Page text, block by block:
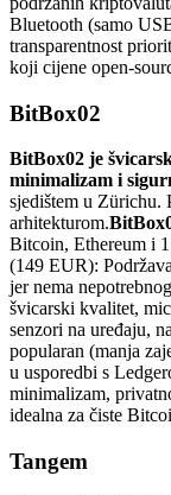
Bluetooth (samo
transparentnost
koji cijene open-
BitBox02
BitBox02 je
minimalizam i
sjedištem u Zürichu.
arhitekturom.
Bitcoin, Ethereum i
(149 EUR):
jer nema
švicarski kvalitet,
senzori na uređaju,
popularan (manja
u usporedbi s
minimalizam,
idealna za čiste
Tangem